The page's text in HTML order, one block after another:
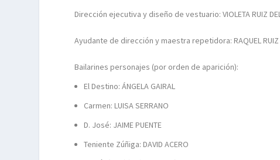
Dirección ejecutiva y diseño de vestuario: VIOLETA RUIZ
Ayudante de dirección y maestra repetidora: RAQUEL RUIZ
Bailarines personajes (por orden de aparición):
El Destino: ÁNGELA GAIRAL
Carmen: LUISA SERRANO
D. José: JAIME PUENTE
Teniente Zúñiga: DAVID ACERO